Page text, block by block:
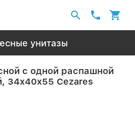
унитазы
с одной распашной
34x40x55 Cezares